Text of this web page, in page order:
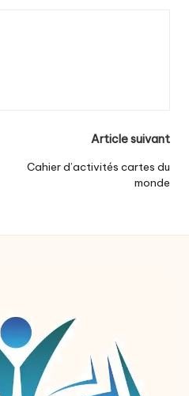
Article suivant
Cahier d’activités cartes du
monde